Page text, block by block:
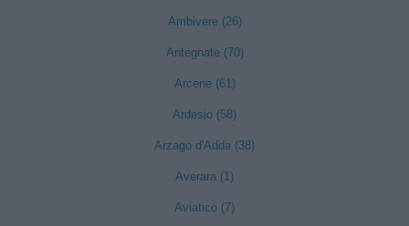
Ambivere (26)
Antegnate (70)
Arcene (61)
Ardesio (58)
Arzago d'Adda (38)
Averara (1)
Aviatico (7)